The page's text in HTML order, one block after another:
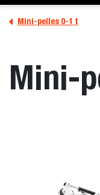
Mini-pelles 0-1 t
Mini-